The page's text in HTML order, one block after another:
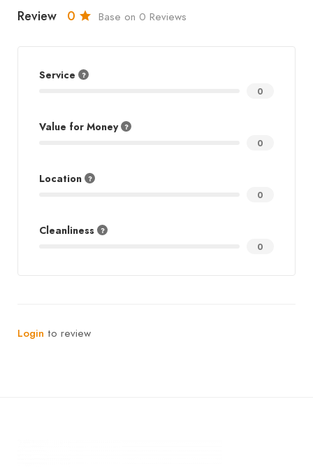
Review 0 Base on 0 Reviews
Service
0
Value for Money
0
Location
0
Cleanliness
0
Login to review